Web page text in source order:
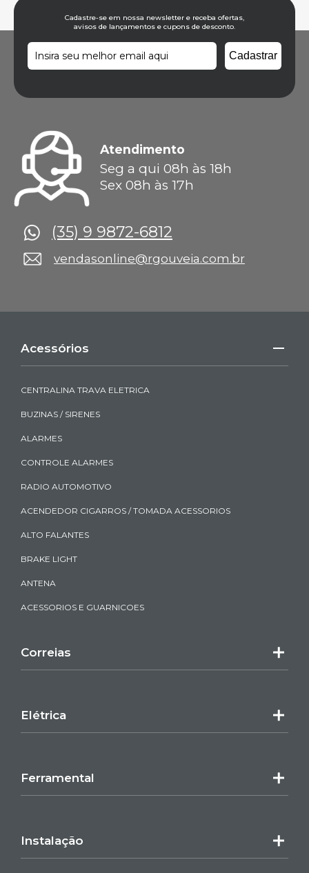
Cadastre-se em nossa newsletter e receba ofertas,
avisos de lançamentos e cupons de desconto.
Atendimento
Seg a qui 08h às 18h
Sex 08h às 17h
(35) 9 9872-6812
vendasonline@rgouveia.com.br
Acessórios
CENTRALINA TRAVA ELETRICA
BUZINAS / SIRENES
ALARMES
CONTROLE ALARMES
RADIO AUTOMOTIVO
ACENDEDOR CIGARROS / TOMADA ACESSORIOS
ALTO FALANTES
BRAKE LIGHT
ANTENA
ACESSORIOS E GUARNICOES
Correias
Elétrica
Ferramental
Instalação